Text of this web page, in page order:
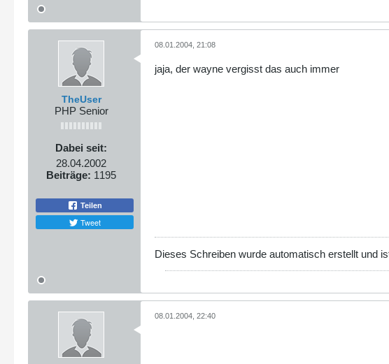
TheUser
PHP Senior
Dabei seit:
28.04.2002
Beiträge: 1195
Teilen
Tweet
08.01.2004, 21:08
jaja, der wayne vergisst das auch immer
Dieses Schreiben wurde automatisch erstellt und
08.01.2004, 22:40